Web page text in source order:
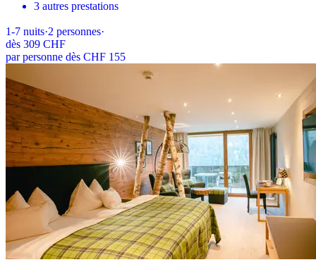
3 autres prestations
1-7 nuits·2 personnes·
dès 309 CHF
par personne dès CHF 155